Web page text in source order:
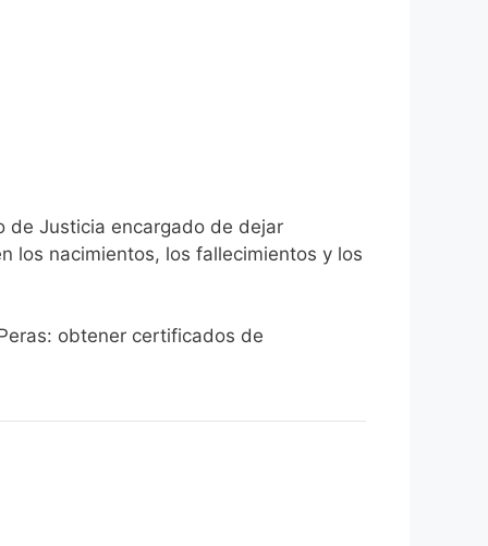
de Justicia encargado de dejar
los nacimientos, los fallecimientos y los
obtener certificados de